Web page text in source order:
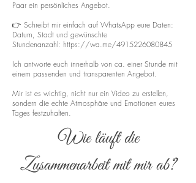
Paar ein persönliches Angebot.
👉 Schreibt mir einfach auf WhatsApp eure Daten:
Datum, Stadt und gewünschte
Stundenanzahl: https://wa.me/4915226080845
Ich antworte euch innerhalb von ca. einer Stunde mit
einem passenden und transparenten Angebot.
Mir ist es wichtig, nicht nur ein Video zu erstellen,
sondern die echte Atmosphäre und Emotionen eures
Tages festzuhalten.
Wie läuft die
Zusammenarbeit mit mir ab?